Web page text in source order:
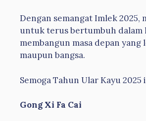
Dengan semangat Imlek
untuk terus bertumbuh dalam
membangun masa depan
maupun bangsa.
Semoga Tahun Ular Kayu
Gong Xi Fa Cai